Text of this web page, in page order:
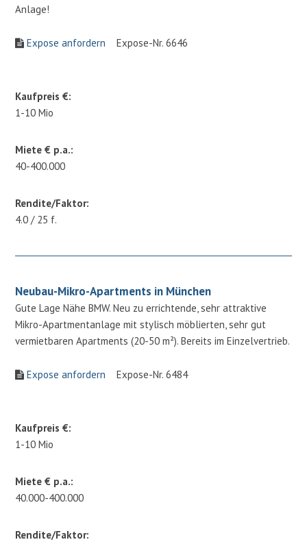
Anlage!
Expose anfordern Expose-Nr. 6646
Kaufpreis €:
1-10 Mio
Miete € p.a.:
40-400.000
Rendite/Faktor:
4.0 / 25 f.
Neubau-Mikro-Apartments in München
Gute Lage Nähe BMW. Neu zu errichtende, sehr attraktive
Mikro-Apartmentanlage mit stylisch möblierten, sehr gut
vermietbaren Apartments (20-50 m²). Bereits im Einzelvertrieb.
Expose anfordern Expose-Nr. 6484
Kaufpreis €:
1-10 Mio
Miete € p.a.:
40.000-400.000
Rendite/Faktor: